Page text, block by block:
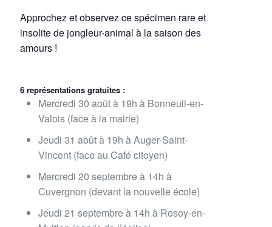
Approchez et observez ce spécimen rare et
insolite de jongleur-animal à la saison des
amours !
6 représentations gratuites :
Mercredi 30 août à 19h à Bonneuil-en-
Valois (face à la mairie)
Jeudi 31 août à 19h à Auger-Saint-
Vincent (face au Café citoyen)
Mercredi 20 septembre à 14h à
Cuvergnon (devant la nouvelle école)
Jeudi 21 septembre à 14h à Rosoy-en-